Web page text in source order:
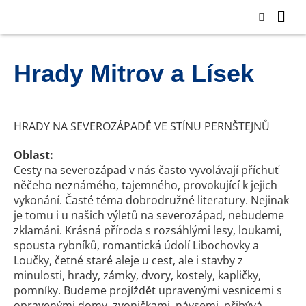
Hrady Mitrov a Lísek
HRADY NA SEVEROZÁPADĚ VE STÍNU PERNŠTEJNŮ
Oblast:
Cesty na severozápad v nás často vyvolávají příchuť
něčeho neznámého, tajemného, provokující k jejich
vykonání. Časté téma dobrodružné literatury. Nejinak
je tomu i u našich výletů na severozápad, nebudeme
zklamáni. Krásná příroda s rozsáhlými lesy, loukami,
spousta rybníků, romantická údolí Libochovky a
Loučky, četné staré aleje u cest, ale i stavby z
minulosti, hrady, zámky, dvory, kostely, kapličky,
pomníky. Budeme projíždět upravenými vesnicemi s